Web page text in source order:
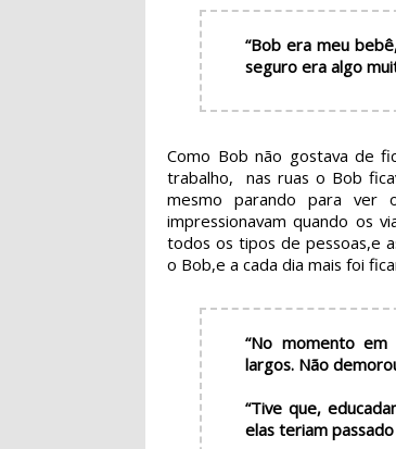
“Bob era meu
seguro era algo
Como Bob não gostava de
trabalho, nas ruas o Bob
mesmo parando para ver
impressionavam quando os
todos os tipos de pessoas,e
o Bob,e a cada dia mais foi
“No momento em
largos. Não
“Tive que,
elas teriam